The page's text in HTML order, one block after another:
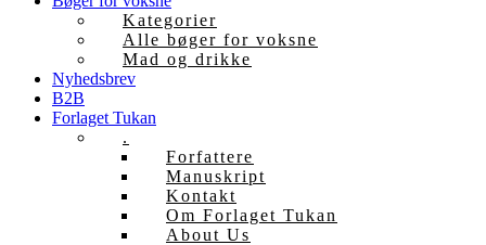
Kategorier
Alle bøger for voksne
Mad og drikke
Nyhedsbrev
B2B
Forlaget Tukan
.
Forfattere
Manuskript
Kontakt
Om Forlaget Tukan
About Us